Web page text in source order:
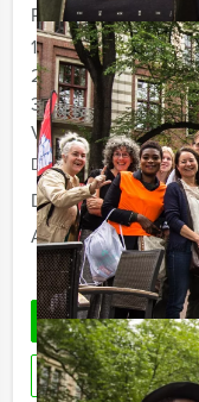
Prijs :
12 - 19 personen
20 - 29 personen
30 - 39 personen
Vanaf 40 personen
De prijzen zijn
Duur:
3 uur en
Aantal:
Minimaal